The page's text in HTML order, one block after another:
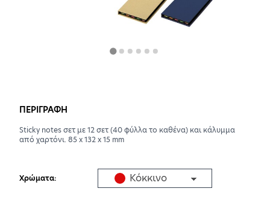
ΠΕΡΙΓΡΑΦΗ
Sticky notes σετ με 12 σετ (40 φύλλα το καθένα) και κάλυμμα
από χαρτόνι. 85 x 132 x 15 mm
Χρώματα: Κόκκινο
Αποδέχομαι
τουςόρους
Αποστολή